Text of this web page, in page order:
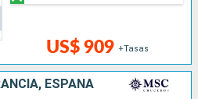
US$ 909 +Tasas
ESPAÑA